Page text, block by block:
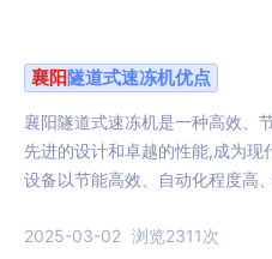
襄阳隧道式速冻机优点
襄阳隧道式速冻机是一种高效、
先进的设计和卓越的性能,成为
设备以节能高效、自动化程度高
2025-03-02 浏览2311次